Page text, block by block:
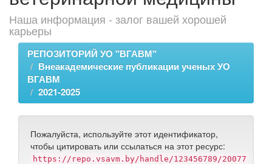
Наша информация - залог вашей хорошей
карьеры
РЕПОЗИТОРИЙ УО "ВГАВМ"
Внеакадемические публикации ученых УО
ВГАВМ
2021-2025
Пожалуйста, используйте этот идентификатор,
чтобы цитировать или ссылаться на этот ресурс:
https://repo.vsavm.by/handle/123456789/20077